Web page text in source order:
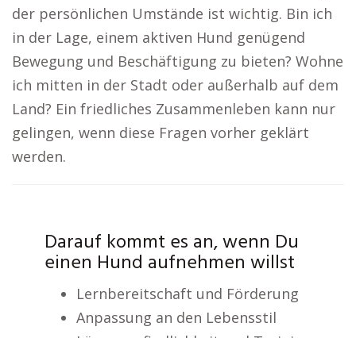
der persönlichen Umstände ist wichtig. Bin ich
in der Lage, einem aktiven Hund genügend
Bewegung und Beschäftigung zu bieten? Wohne
ich mitten in der Stadt oder außerhalb auf dem
Land? Ein friedliches Zusammenleben kann nur
gelingen, wenn diese Fragen vorher geklärt
werden.
Darauf kommt es an, wenn Du
einen Hund aufnehmen willst
Lernbereitschaft und Förderung
Anpassung an den Lebensstil